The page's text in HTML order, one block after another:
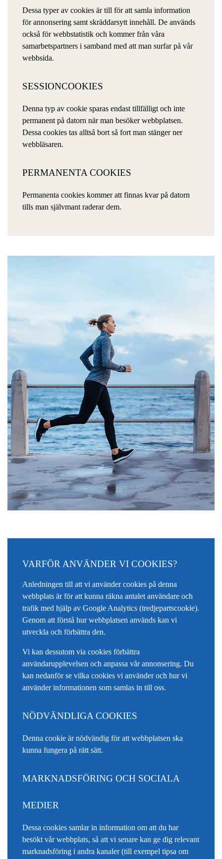
Dessa typer av cookies är till för att samla information
för annonsering samt skräddarsytt innehåll. De används
också för webbstatistik och kommer från våra
samarbetspartners i samband med att man surfar på vår
webbsida.
SESSIONCOOKIES
Denna typ av cookie sparas endast tillfälligt och inte
permanent på datorn när man besöker webbplatsen.
Dessa cookies tas alltså bort så fort man stänger ner
webbläsaren.
PERMANENTA COOKIES
Permanenta cookies kommer att finnas kvar på datorn
tills man självmant raderar dem.
VARFÖR ANVÄNDER VI COOKIES?
Anledningen till att vi använder cookies på denna
webbplats är för att kunna räkna antalet användare och
trafik med hjälp av Google Analytics (tredjepartscookie).
Genom att förstå hur webbplatsen används kan vi
utveckla och förbättra den.
Vi kan dessutom via cookies förbättra
användarupplevelsen och anpassa vår annonsering. Du
kan nedanför se vilka cookies vi använder och hur vi
använder informationen som samlas in till oss.
NÖDVÄNDLIGA COOKIES
Denna cookie är nödvändig för att webbplatsen ska
kunna fungera på rätt sätt.
MARKNADSFÖRING OCH SOCIALA
MEDIER
Dessa cookies samlar in information om att du har
besökt vår webbplats, så att vi senare kan ge dig relevant
marknadsföring i andra kanaler (till exempel tipsa om